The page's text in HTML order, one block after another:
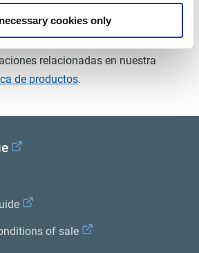
cookies only
relacionadas en nuestra
de productos.
of sale